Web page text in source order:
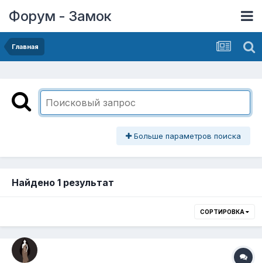
Форум - Замок
Главная
Больше параметров поиска
Найдено 1 результат
СОРТИРОВКА